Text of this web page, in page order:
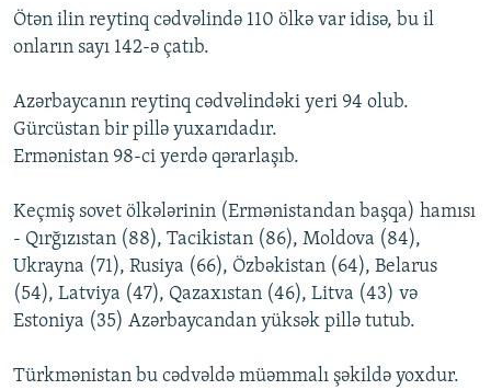
Ötən ilin reytinq cədvəlində 110 ölkə var idisə, bu il
onların sayı 142-ə çatıb.
Azərbaycanın reytinq cədvəlindəki yeri 94 olub.
Gürcüstan bir pillə yuxarıdadır.
Ermənistan 98-ci yerdə qərarlaşıb.
Keçmiş sovet ölkələrinin (Ermənistandan başqa) hamısı
- Qırğızıstan (88), Tacikistan (86), Moldova (84),
Ukrayna (71), Rusiya (66), Özbəkistan (64), Belarus
(54), Latviya (47), Qazaxıstan (46), Litva (43) və
Estoniya (35) Azərbaycandan yüksək pillə tutub.
Türkmənistan bu cədvəldə müəmmalı şəkildə yoxdur.